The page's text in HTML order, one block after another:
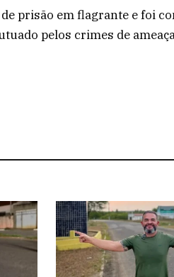
prisão em flagrante e foi
pelos crimes de